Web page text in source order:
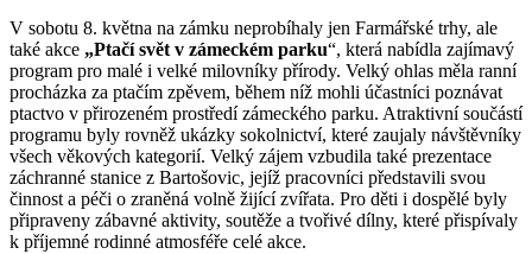
V sobotu 8. května na zámku neprobíhaly jen Farmářské trhy, ale
také akce „Ptačí svět v zámeckém parku“, která nabídla zajímavý
program pro malé i velké milovníky přírody. Velký ohlas měla ranní
procházka za ptačím zpěvem, během níž mohli účastníci poznávat
ptactvo v přirozeném prostředí zámeckého parku. Atraktivní součástí
programu byly rovněž ukázky sokolnictví, které zaujaly návštěvníky
všech věkových kategorií. Velký zájem vzbudila také prezentace
záchranné stanice z Bartošovic, jejíž pracovníci představili svou
činnost a péči o zraněná volně žijící zvířata. Pro děti i dospělé byly
připraveny zábavné aktivity, soutěže a tvořivé dílny, které přispívaly
k příjemné rodinné atmosféře celé akce.